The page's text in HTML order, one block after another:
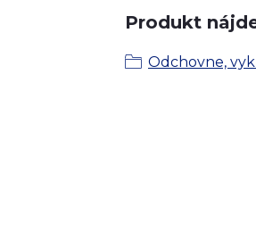
Produkt
Odchovne,